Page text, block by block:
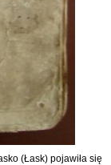
(Łask) pojawiła się